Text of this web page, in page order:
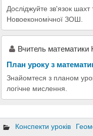
Досліджуйте зв'язок шахт
Новоекономічної ЗОШ.
Вчитель
План уроку з
Знайомтеся з планом
логічне мислення.
Конспекти уроків